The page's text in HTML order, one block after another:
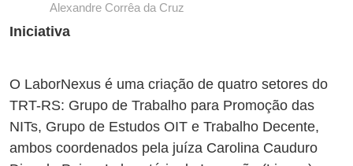
Alexandre Corrêa da Cruz
Iniciativa
O LaborNexus é uma criação de quatro setores do
TRT-RS: Grupo de Trabalho para Promoção das
NITs, Grupo de Estudos OIT e Trabalho Decente,
ambos coordenados pela juíza Carolina Cauduro